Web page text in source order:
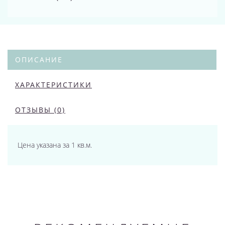
ОПИСАНИЕ
ХАРАКТЕРИСТИКИ
ОТЗЫВЫ (0)
Цена указана за 1 кв.м.